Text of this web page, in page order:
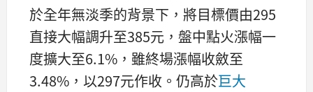
於全年無淡季的背景下，將目標價由295
直接大幅調升至385元，盤中點火漲幅一
度擴大至6.1%，雖終場漲幅收斂至
3.48%，以297元作收。仍高於巨大